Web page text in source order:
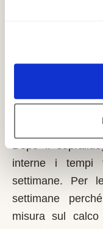
dei lavori.
Quanto tempo
montascale a
Dopo il
interne i tempi
settimane. Per
settimane
misura sul